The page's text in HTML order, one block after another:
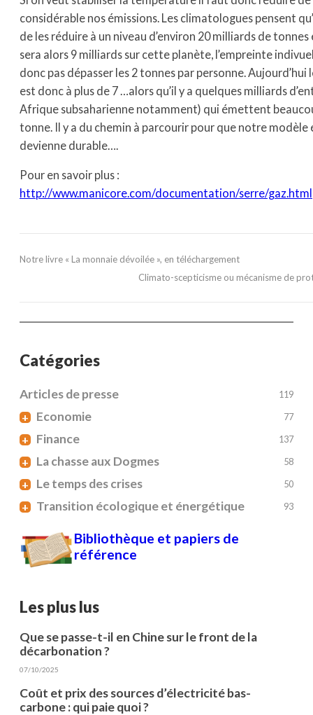
considérable nos émissions. Les climatologues pensent
de les réduire à un niveau d’environ 20 milliards de tonnes
sera alors 9 milliards sur cette planète, l’empreinte
donc pas dépasser les 2 tonnes par personne.
est donc à plus de 7 …alors qu’il y a quelques milliards
Afrique subsaharienne notamment) qui émettent
tonne. Il y a du chemin à parcourir pour que notre modèle
devienne durable….
Pour en savoir plus :
http://www.manicore.com/documentation/serre/gaz.html
Notre livre « La monnaie dévoilée », en téléchargement
Climato-scepticisme ou mécanisme de
Catégories
Articles de presse 119
+ Economie 77
+ Finance 137
+ La chasse aux Dogmes 58
+ Le temps des crises 50
+ Transition écologique et énergétique 93
Bibliothèque et papiers de
référence
Les plus lus
Que se passe-t-il en Chine sur le front de la
décarbonation ?
07/10/2025
Coût et prix des sources d’électricité bas-
carbone : qui paie quoi ?